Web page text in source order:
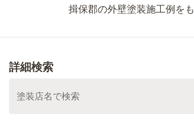
詳細検索
揖保郡の外壁塗装施工例を